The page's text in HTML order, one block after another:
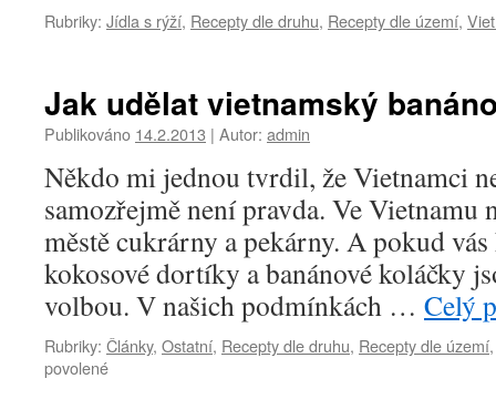
Rubriky: Jídla s rýží, Recepty dle druhu, Recepty dle území,
Jak udělat vietnamský
Publikováno 14.2.2013 | Autor: admin
Někdo mi jednou tvrdil, že Vietnamci
samozřejmě není pravda. Ve Vietnamu
městě cukrárny a pekárny. A pokud
kokosové dortíky a banánové koláčky
volbou. V našich podmínkách … Celý
Rubriky: Články, Ostatní, Recepty dle druhu, Recepty dle území
povolenéu